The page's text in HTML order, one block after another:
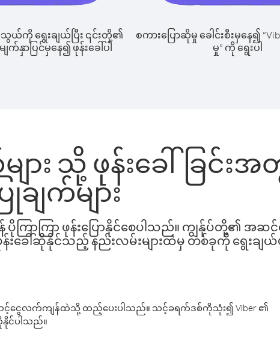
ကို ရွေးချယ်ပြီး ၎င်းတို့၏
ာပြင်မှနေ၍ ဖုန်းခေါ်ပါ
စကားပြောဆိုမှု ခေါင်းစီးမှနေ၍
မှု” ကို ရွေးပါ
ျား သို့ ဖုန်းခေါ်ခြင်း
ချက်များ
ကြာကြာ ဖုန်းပြောနိုင်စေပါသည်။ ကျွန်ုပ်တို့၏ အဆ
းခေါ်ဆိုနိုင်သည့် နည်းလမ်းများထဲမှ တစ်ခုကို ရွေးချယ်
ငွေလက်ကျန်ထဲသို့ ထည့်ပေးပါသည်။ သင့်ခရက်ဒစ်ကိုသုံး၍ Viber ၏
နိုင်ပါသည်။